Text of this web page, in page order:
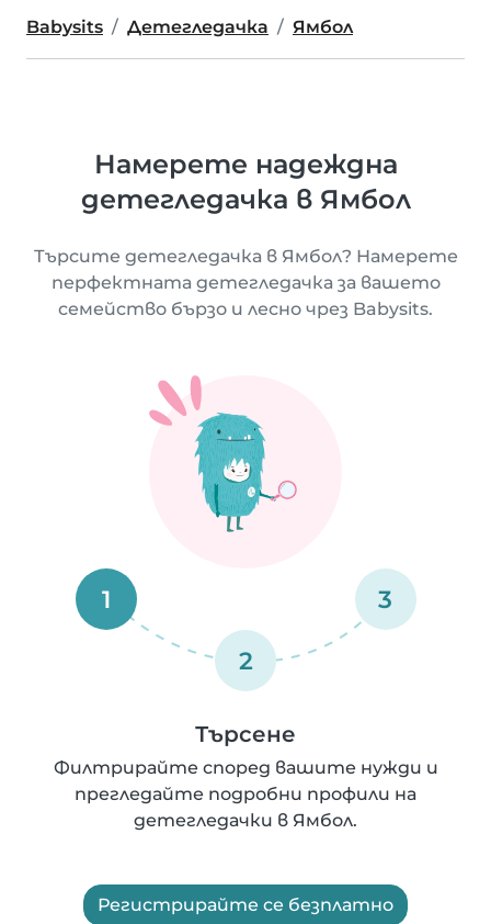
Babysits Детегледачка Ямбол
Намерете надеждна
детегледачка в Ямбол
Търсите детегледачка в Ямбол? Намерете
перфектната детегледачка за вашето
семейство бързо и лесно чрез Babysits.
1
2
3
Търсене
Филтрирайте според вашите нужди и
прегледайте подробни профили на
детегледачки в Ямбол.
Регистрирайте се безплатно